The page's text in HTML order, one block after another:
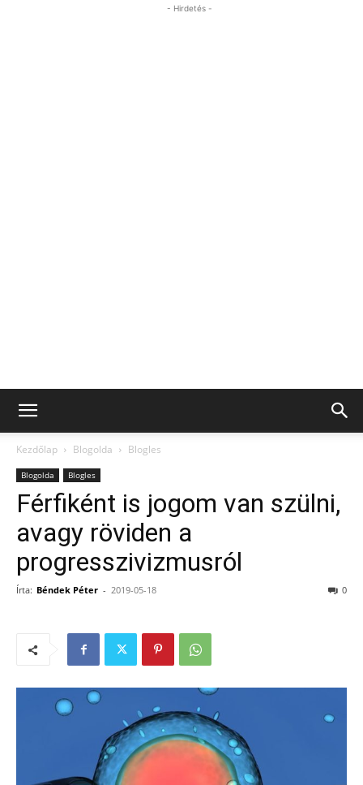
- Hirdetés -
Kezdőlap Blogolda Blogles
Blogolda Blogles
Férfiként is jogom van szülni,
avagy röviden a
progresszivizmusról
Írta: Béndek Péter - 2019-05-18 0